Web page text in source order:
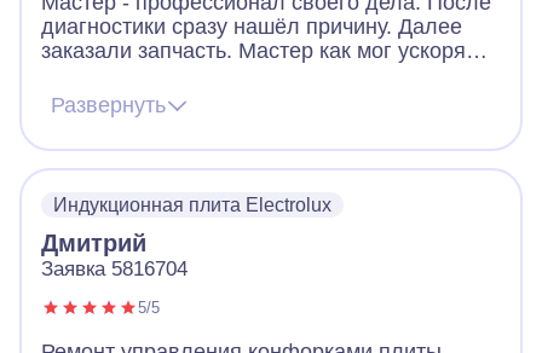
диагностики сразу нашёл причину. Далее
заказали запчасть. Мастер как мог ускорял
запчасть, поставили, все работает. Видно,
что человек переживает за клиента. Ещё
дал ценные советы по использованию
посуды для плиты. Огромное спасибо!
Развернуть
Индукционная плита Electrolux
Дмитрий
Заявка 5816704
5/5